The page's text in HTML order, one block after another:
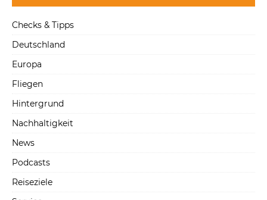
Checks & Tipps
Deutschland
Europa
Fliegen
Hintergrund
Nachhaltigkeit
News
Podcasts
Reiseziele